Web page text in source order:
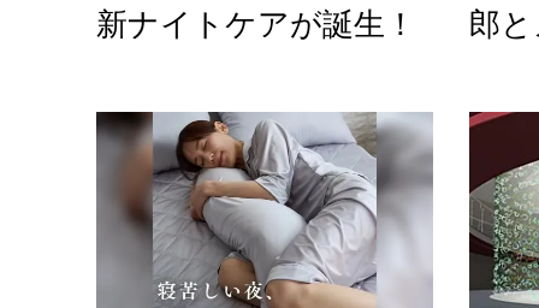
新ナイトケアが誕生！
郎